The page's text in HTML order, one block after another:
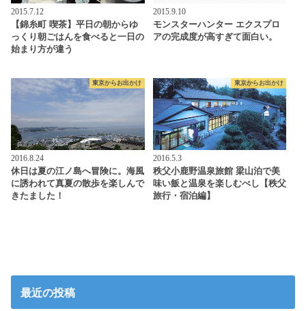
2015.7.12
【錦糸町 喫茶】平日の朝からゆ
っくり朝ごはんを食べると一日の
始まり方が違う
2015.9.10
モンスターハンター エクスプロ
アの完成度が高すぎて面白い。
東京からお出かけ
2016.8.24
休日は夏の江ノ島へ冒険に。海風
に誘われて真夏の散歩を楽しんで
きたました！
東京からお出かけ
2016.5.3
秩父小鹿野温泉旅館 梁山泊で美
味い飯と温泉を楽しむべし【秩父
旅行・宿泊編】
最近の投稿